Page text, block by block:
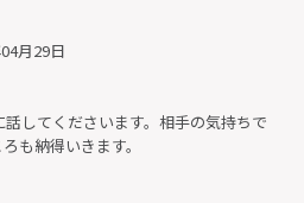
月29日
してくださいます。相手の気持ちで
も納得いきます。